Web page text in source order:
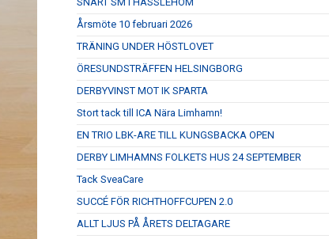
Årsmöte 10 februari 2026
TRÄNING UNDER HÖSTLOVET
ÖRESUNDSTRÄFFEN HELSINGBORG
DERBYVINST MOT IK SPARTA
Stort tack till ICA Nära Limhamn!
EN TRIO LBK-ARE TILL KUNGSBACKA OPEN
DERBY LIMHAMNS FOLKETS HUS 24 SEPTEMBER
Tack SveaCare
SUCCÉ FÖR RICHTHOFFCUPEN 2.0
ALLT LJUS PÅ ÅRETS DELTAGARE